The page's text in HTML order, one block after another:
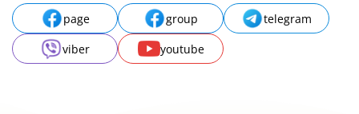
page group
telegram
viber
youtube